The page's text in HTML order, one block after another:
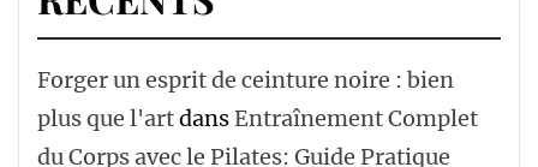
Forger un esprit de ceinture noire : bien
plus que l'artdansEntraînement Complet
du Corps avec le Pilates: Guide Pratique